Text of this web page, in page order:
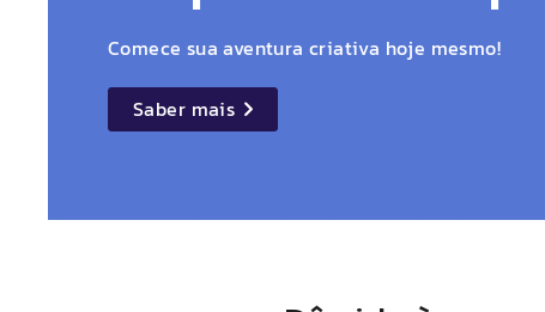
Comece sua aventura criativa hoje mesmo!
details
Saber mais